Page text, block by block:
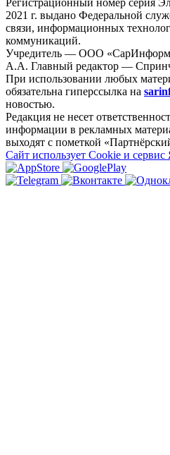
2021 г. выдано Федеральной
связи, информационных
коммуникаций.
Учредитель — ООО
А.А. Главный редактор —
При использовании любых
обязательна гиперссылка на
новостью.
Редакция не несет
информации в рекламных
выходят с пометкой
Сайт использует Cookie и